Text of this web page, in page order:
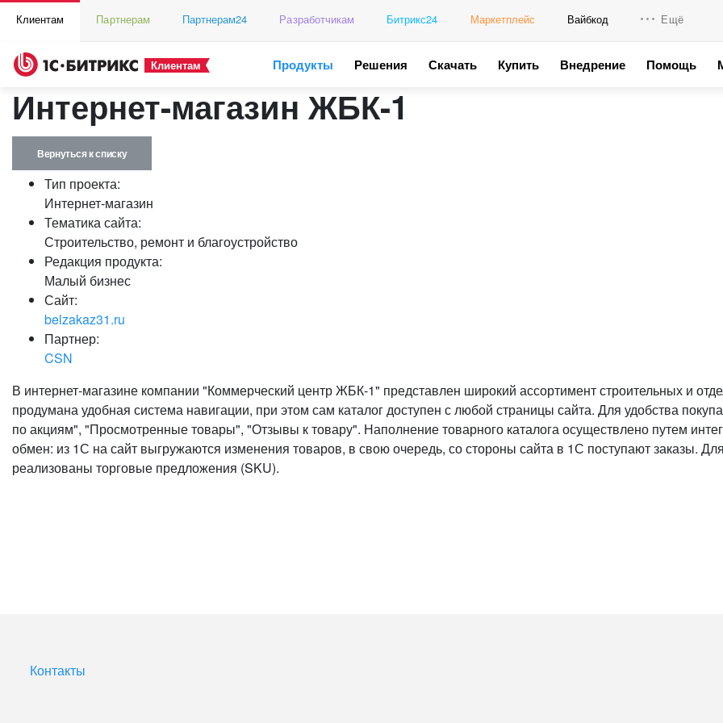
Клиентам Партнерам Партнерам24 Разработчикам Битрикс24 Маркетплейс Вайбкод Ещё
Клиентам Продукты Решения Скачать Купить Внедрение Помощь
Интернет-магазин ЖБК-1
Вернуться к списку
Тип проекта:
Интернет-магазин
Тематика сайта:
Строительство, ремонт и благоустройство
Редакция продукта:
Малый бизнес
Сайт:
belzakaz31.ru
Партнер:
CSN
В интернет-магазине компании "Коммерческий центр ЖБК-1" представлен широкий ассортимент строительных и
продумана удобная система навигации, при этом сам каталог доступен с любой страницы сайта. Для удобства
по акциям", "Просмотренные товары", "Отзывы к товару". Наполнение товарного каталога осуществлено путем
обмен: из 1С на сайт выгружаются изменения товаров, в свою очередь, со стороны сайта в 1С поступают заказы.
реализованы торговые предложения (SKU).
Контакты